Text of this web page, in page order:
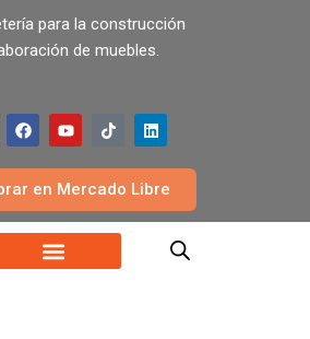
para la construcción
de muebles.
F
a
e
b
o
k
Y
o
t
u
e
T
i
t
o
L
i
k
e
i
en Mercado Libre